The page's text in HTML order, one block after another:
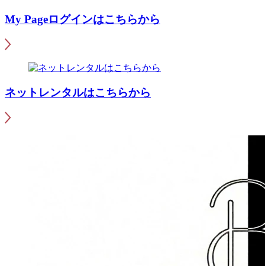
My Pageログインはこちらから
ネットレンタルはこちらから